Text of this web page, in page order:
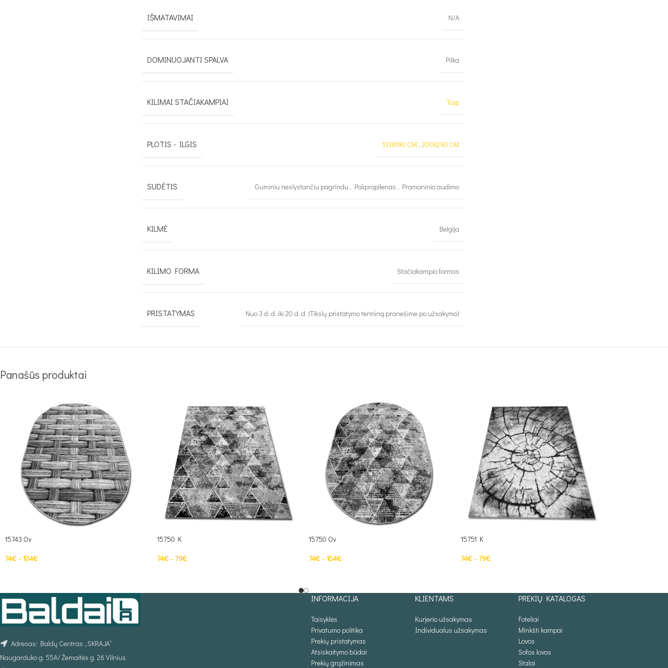
IŠMATAVIMAI N/A
DOMINUOJANTI SPALVA Pilka
KILIMAI STAČIAKAMPIAI Taip
PLOTIS - ILGIS 133X190 CM , 200X290 CM
SUDĖTIS Guminiu neslystančiu pagrindu , Polipropilenas , Pramoninio audimo
KILMĖ Belgija
KILIMO FORMA Stačiakampio formos
PRISTATYMAS Nuo 3 d. d. iki 20 d. d. (Tikslų pristatymo terminą pranešime po užsakymo)
Panašūs produktai
15743 Ov
74€–104€
15750 K
74€– 79€
15750 Ov
74€–104€
15751 K
74€– 79€
Adresas: Baldų Centras „SKRAJA“
Naugarduko g. 55A/ Žemaitės g. 26 Vilnius
INFORMACIJA
Taisyklės
Privatumo politika
Prekių pristatymas
Atsiskaitymo būdai
Prekių grąžinimas
KLIENTAMS
Kurjerio užsakymas
Individualus užsakymas
PREKIŲ KATALOGAS
Foteliai
Minkšti kampai
Lovos
Sofos lovos
Stalai